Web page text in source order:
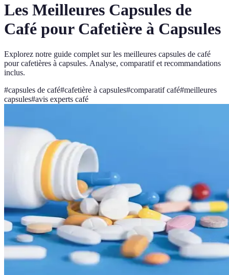
Les Meilleures Capsules de
Café pour Cafetière à Capsules
Explorez notre guide complet sur les meilleures capsules de café
pour cafetières à capsules. Analyse, comparatif et recommandations
inclus.
#capsules de café#cafetière à capsules#comparatif café#meilleures
capsules#avis experts café